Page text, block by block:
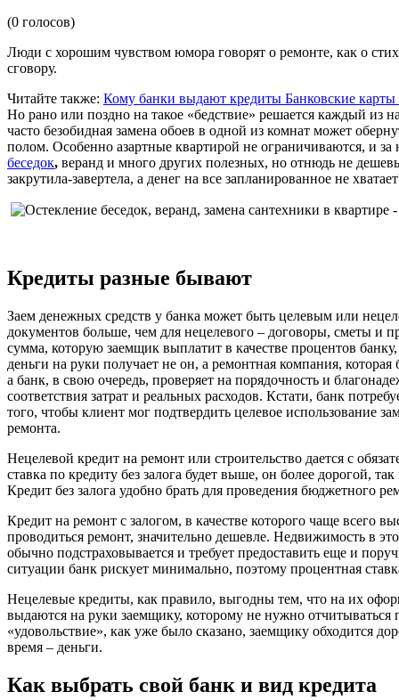
(0 голосов)
Люди с хорошим чувством юмора говорят о ремонте, как о
сговору.
Читайте также: Кому банки выдают кредиты Банковские
Но рано или поздно на такое «бедствие» решается каждый из
часто безобидная замена обоев в одной из комнат может
полом. Особенно азартные квартирой не ограничиваются, и
беседок, веранд и много других полезных, но отнюдь не
закрутила-завертела, а денег на все запланированное не
Кредиты разные бывают
Заем денежных средств у банка может быть целевым или
документов больше, чем для нецелевого – договоры, сметы и
сумма, которую заемщик выплатит в качестве процентов
деньги на руки получает не он, а ремонтная компания,
а банк, в свою очередь, проверяет на порядочность и
соответствия затрат и реальных расходов. Кстати, банк
того, чтобы клиент мог подтвердить целевое использование
ремонта.
Нецелевой кредит на ремонт или строительство дается с
ставка по кредиту без залога будет выше, он более дорогой,
Кредит без залога удобно брать для проведения бюджетного
Кредит на ремонт с залогом, в качестве которого чаще всего
проводиться ремонт, значительно дешевле. Недвижимость в
обычно подстраховывается и требует предоставить еще и
ситуации банк рискует минимально, поэтому процентная
Нецелевые кредиты, как правило, выгодны тем, что на их
выдаются на руки заемщику, которому не нужно
«удовольствие», как уже было сказано, заемщику обходится
время – деньги.
Как выбрать свой банк и вид кредита